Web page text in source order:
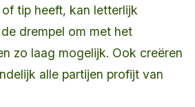
tip heeft, kan letterlijk
drempel om met het
zo laag mogelijk. Ook creëren
alle partijen profijt van